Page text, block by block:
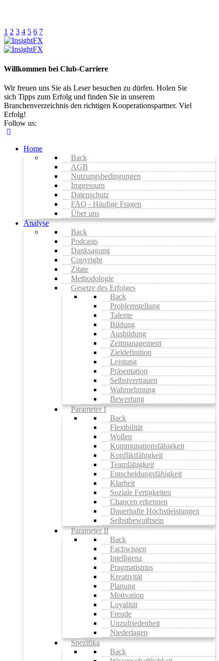
1 2 3 4 5 6 7
Willkommen bei Club-Carriere
Wir freuen uns Sie als Leser besuchen zu dürfen. Holen Sie
sich Tipps zum Erfolg und finden Sie in unserem
Branchenverzeichnis den richtigen Kooperationspartner. Viel
Erfolg!
Follow us:
Home
Back
AGB
Nutzungsbedingungen
Impressum
Datenschutz
FAQ - Häufige Fragen
Über uns
Analyse
Back
Podcasts
Danksagung
Copyright
Zitate
Methodologie
Gesetze des Erfolges
Back
Problemstellung
Talente
Bildung
Ausbildung
Zeitmanagement
Zieldefinition
Leistung
Präsentation
Selbstvertrauen
Wahrnehmung
Bewertung
Parameter I
Back
Flexibilität
Wollen
Kommunationsfähigkeit
Konfliktfähigkeit
Teamfähigkeit
Entscheidungsfähigkeit
Klarheit
Soziale Fertigkeiten
Chancen erkennen
Dauerhafte Höchstleistungen
Selbstbewußtsein
Parameter II
Back
Fachwissen
Intelligenz
Pragmatismus
Kreativität
Planung
Motivation
Loyalität
Freude
Unzufriedenheit
Niederlagen
Spezifika
Back